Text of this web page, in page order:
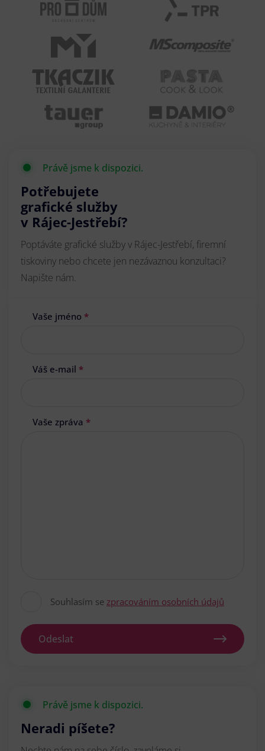
Právě jsme k dispozici.
Potřebujete
grafické služby
v Rájec-Jestřebí?
Poptáváte grafické služby v Rájec-Jestřebí, firemní
tiskoviny nebo chcete jen nezávaznou konzultaci?
Napište nám.
Vaše jméno *
Váš e-mail *
Vaše zpráva *
Souhlasím se zpracováním osobních údajů
Odeslat
Právě jsme k dispozici.
Neradi píšete?